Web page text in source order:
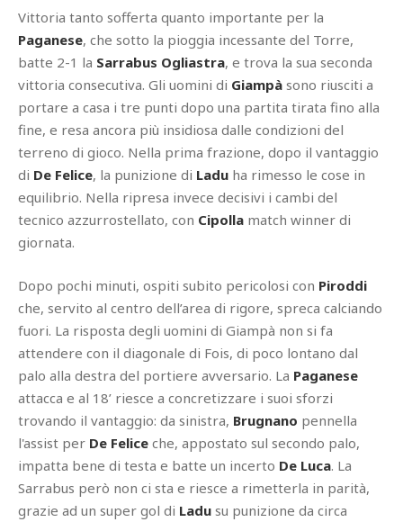
Vittoria tanto sofferta quanto importante per la
Paganese, che sotto la pioggia incessante del Torre,
batte 2-1 la Sarrabus Ogliastra, e trova la sua seconda
vittoria consecutiva. Gli uomini di Giampà sono riusciti a
portare a casa i tre punti dopo una partita tirata fino alla
fine, e resa ancora più insidiosa dalle condizioni del
terreno di gioco. Nella prima frazione, dopo il vantaggio
di De Felice, la punizione di Ladu ha rimesso le cose in
equilibrio. Nella ripresa invece decisivi i cambi del
tecnico azzurrostellato, con Cipolla match winner di
giornata.
Dopo pochi minuti, ospiti subito pericolosi con Piroddi
che, servito al centro dell’area di rigore, spreca calciando
fuori. La risposta degli uomini di Giampà non si fa
attendere con il diagonale di Fois, di poco lontano dal
palo alla destra del portiere avversario. La Paganese
attacca e al 18’ riesce a concretizzare i suoi sforzi
trovando il vantaggio: da sinistra, Brugnano pennella
l'assist per De Felice che, appostato sul secondo palo,
impatta bene di testa e batte un incerto De Luca. La
Sarrabus però non ci sta e riesce a rimetterla in parità,
grazie ad un super gol di Ladu su punizione da circa